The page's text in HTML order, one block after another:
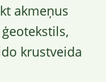
akmeņus
krustveida